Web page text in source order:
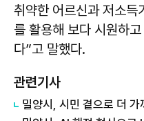
취약한 어르신과 저소득
를 활용해 보다 시원하
다”고 말했다.
관련기사